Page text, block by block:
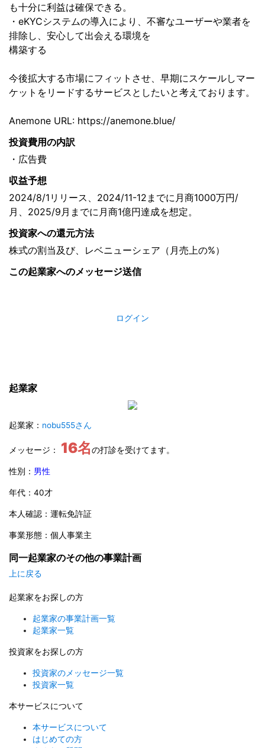
も十分に利益は確保できる。
・eKYCシステムの導入により、不審なユーザーや業者を
排除し、安心して出会える環境を
構築する
今後拡大する市場にフィットさせ、早期にスケールしマー
ケットをリードするサービスとしたいと考えております。
Anemone URL: https://anemone.blue/
投資費用の内訳
・広告費
収益予想
2024/8/1リリース、2024/11-12までに月商1000万円/
月、2025/9月までに月商1億円達成を想定。
投資家への還元方法
株式の割当及び、レベニューシェア（月売上の%）
この起業家へのメッセージ送信
ログイン
起業家
起業家： nobu555さん
メッセージ： 16名の打診を受けてます。
性別： 男性
年代：40才
本人確認：運転免許証
事業形態：個人事業主
同一起業家のその他の事業計画
上に戻る
起業家をお探しの方
起業家の事業計画一覧
起業家一覧
投資家をお探しの方
投資家のメッセージ一覧
投資家一覧
本サービスについて
本サービスについて
はじめての方